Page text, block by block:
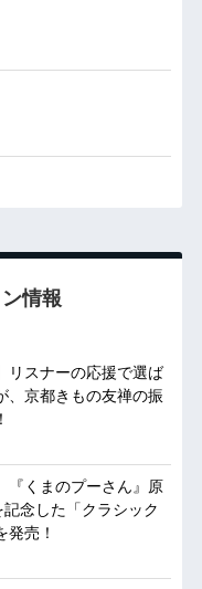
情報
リスナーの応援で選ば
、京都きもの友禅の振
『くまのプーさん』原
念した「クラシック
発売！